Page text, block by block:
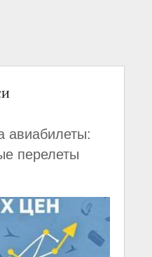
авиабилеты:
перелеты